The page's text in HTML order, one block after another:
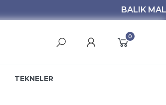
0
TEKNELER